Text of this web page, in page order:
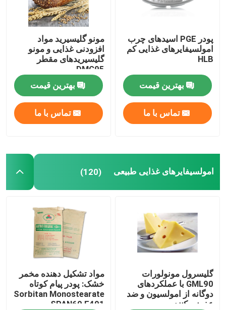
روان کننده های پی وی سی
افزودنی فوم EPE
افزودنی ضد ایستاتیک
پودر PGE اسیدهای چرب
امولسیفایرهای غذایی کم
HLB
بهترین قیمت
تماس با ما
مونو گلیسیرید مواد
افزودنی غذایی و مونو
گلیسیریدهای مقطر
DMG95
بهترین قیمت
تماس با ما
امولسیفایرهای غذایی طبیعی (120)
گلیسرول مونولورات
GML90 با عملکردهای
دوگانه از امولسیون و ضد
عفونی کننده
مواد تشکیل دهنده مخمر
خشک: پودر پیام کوتاه
Sorbitan Monostearate
SPAN60 E491